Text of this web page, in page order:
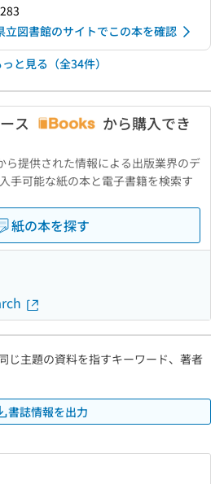
立図書館のサイトでこの本を確認
と見る（全34件）
ス
から購入でき
ら提供された情報による出版業界のデ
手可能な紙の本と電子書籍を検索す
紙の本を探す
じ主題の資料を指すキーワード、著者
書誌情報を出力